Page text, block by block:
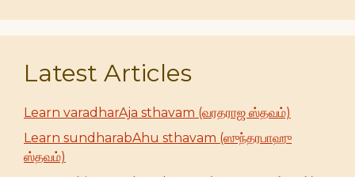
Latest Articles
Learn varadharAja sthavam (வரதராஜ ஸ்தவம்)
Learn sundharabAhu sthavam (ஸுந்தரபாஹு
ஸ்தவம்)